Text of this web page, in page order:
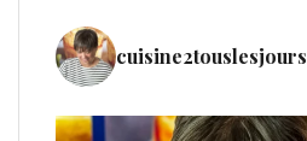
cuisine2touslesjours